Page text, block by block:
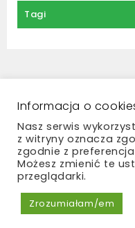
Tagi
Polityka
Copyright ©
Informacja o
Nasz serwis
z witryny oznacza
zgodnie z
Możesz zmienić te
przeglądarki.
Zrozumiałam/em